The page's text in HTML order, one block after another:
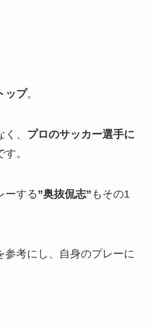
ップ。
、 プロのサッカー選手に
す。
ーする”奥抜侃志” もその1
参考にし、自身のプレーに